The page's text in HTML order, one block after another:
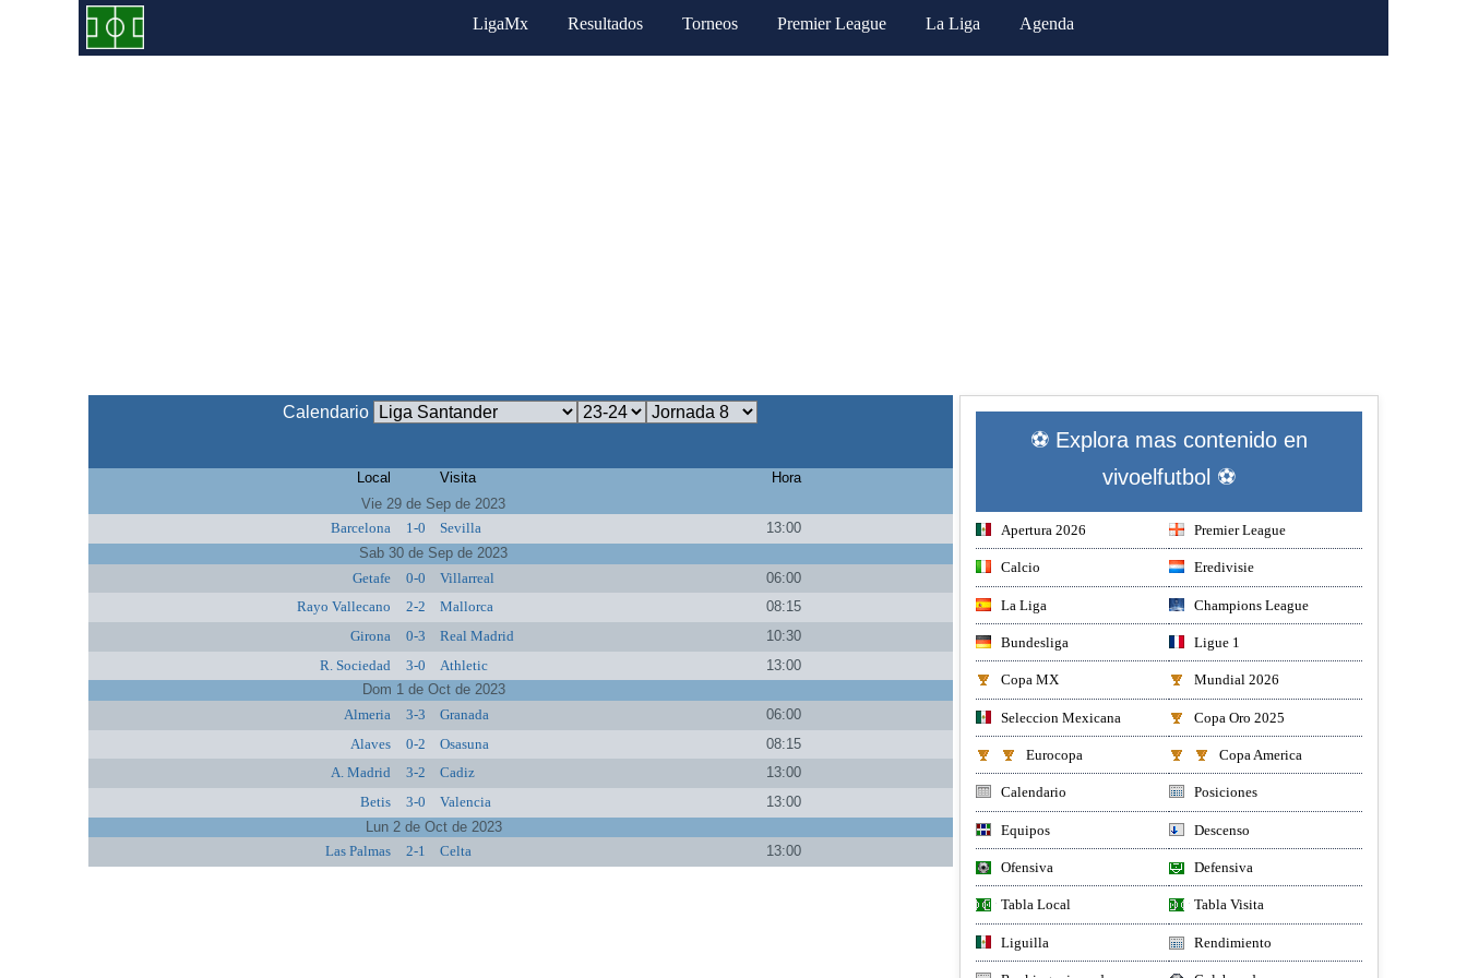
LigaMx Resultados Torneos Premier League La Liga Agenda
Calendario
Local Visita
Hora
Vie 29 de Sep de 2023
Barcelona
1-0 Sevilla
13:00
Sab 30 de Sep de 2023
Getafe
0-0 Villarreal
06:00
Rayo Vallecano
2-2 Mallorca
08:15
Girona
0-3 Real Madrid
10:30
R. Sociedad
3-0 Athletic
13:00
Dom 1 de Oct de 2023
Almeria
3-3 Granada
06:00
Alaves
0-2 Osasuna
08:15
A. Madrid
3-2 Cadiz
13:00
Betis
3-0 Valencia
13:00
Lun 2 de Oct de 2023
Las Palmas
2-1 Celta 13:00
⚽ Explora mas contenido en
vivoelfutbol ⚽
Apertura 2026 Premier League
Calcio Eredivisie
La Liga Champions League
Bundesliga Ligue 1
Copa MX Mundial 2026
Seleccion Mexicana Copa Oro 2025
Eurocopa Copa America
Calendario Posiciones
Equipos Descenso
Ofensiva Defensiva
Tabla Local Tabla Visita
Liguilla Rendimiento